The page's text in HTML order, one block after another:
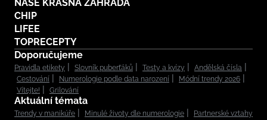
NAŠE KRÁSNÁ ZAHRADA
CHIP
LIFEE
TOPRECEPTY
Doporučujeme
Pravidla etikety Slovník puberťáků Testy a kvízy
Andělská čísla
Cestování
Numerologie podle data narození
Módní trendy 2026
Vítejte!
Grilování
Aktuální témata
Trendy v manikúře Minulé životy dle numerologie
Partnerské vztahy